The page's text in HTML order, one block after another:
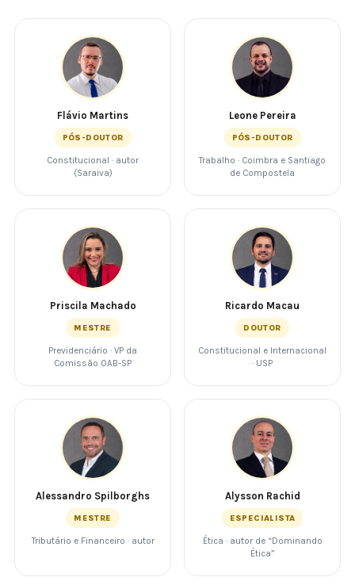
Flávio Martins
PÓS-DOUTOR
Constitucional · autor
(Saraiva)
Leone Pereira
PÓS-DOUTOR
Trabalho · Coimbra e Santiago
de Compostela
Priscila Machado
MESTRE
Previdenciário · VP da
Comissão OAB-SP
Ricardo Macau
DOUTOR
Constitucional e Internacional
· USP
Alessandro Spilborghs
MESTRE
Tributário e Financeiro · autor
Alysson Rachid
ESPECIALISTA
Ética · autor de “Dominando
Ética”